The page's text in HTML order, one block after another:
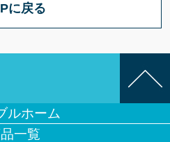
に戻る
ルホーム
一覧